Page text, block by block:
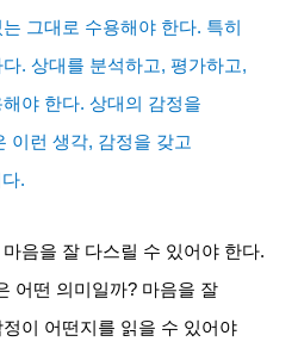
그대로 수용해야 한다. 특히
다.상대를 분석하고, 평가하고,
야 한다.상대의 감정을
이런 생각, 감정을 갖고
.
음을 잘 다스릴 수 있어야 한다.
어떤 의미일까? 마음을 잘
이 어떤지를 읽을 수 있어야